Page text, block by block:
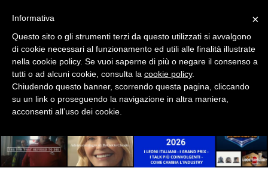
DESIGN
EVENTI
MOBILE
PROMOZIONI
PRODOTTI
×
Informativa
Questo sito o gli strumenti terzi da questo utilizzati si avvalgono
di cookie necessari al funzionamento ed utili alle finalità illustrate
nella cookie policy. Se vuoi saperne di più o negare il consenso a
tutti o ad alcuni cookie, consulta la cookie policy.
Chiudendo questo banner, scorrendo questa pagina, cliccando
su un link o proseguendo la navigazione in altra maniera,
acconsenti all’uso dei cookie.